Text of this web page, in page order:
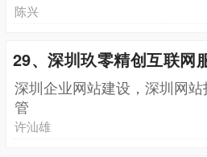
陈兴
29、深圳玖零精创互联网
深圳企业网站建设，深圳网
管
许汕雄